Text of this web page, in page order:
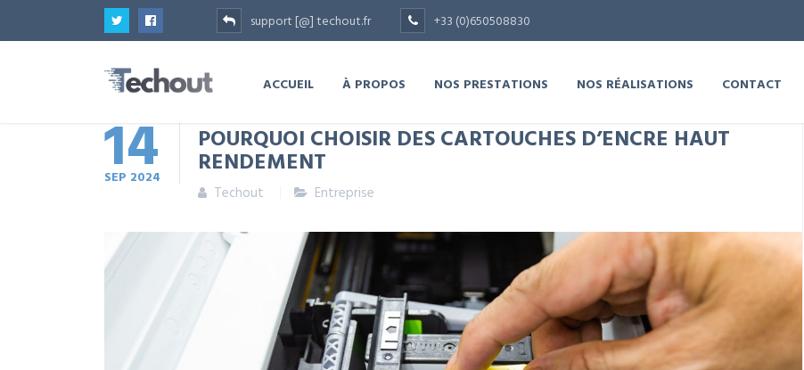
support [@] techout.fr +33 (0)650508830
ACCUEIL À PROPOS NOS PRESTATIONS NOS RÉALISATIONS CONTACT
14
SEP 2024
POURQUOI CHOISIR DES CARTOUCHES D’ENCRE HAUT
RENDEMENT
Techout Entreprise